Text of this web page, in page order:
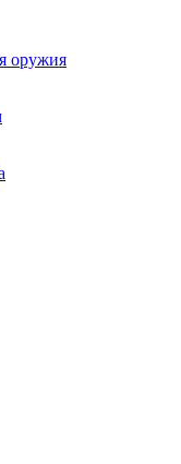
оружия